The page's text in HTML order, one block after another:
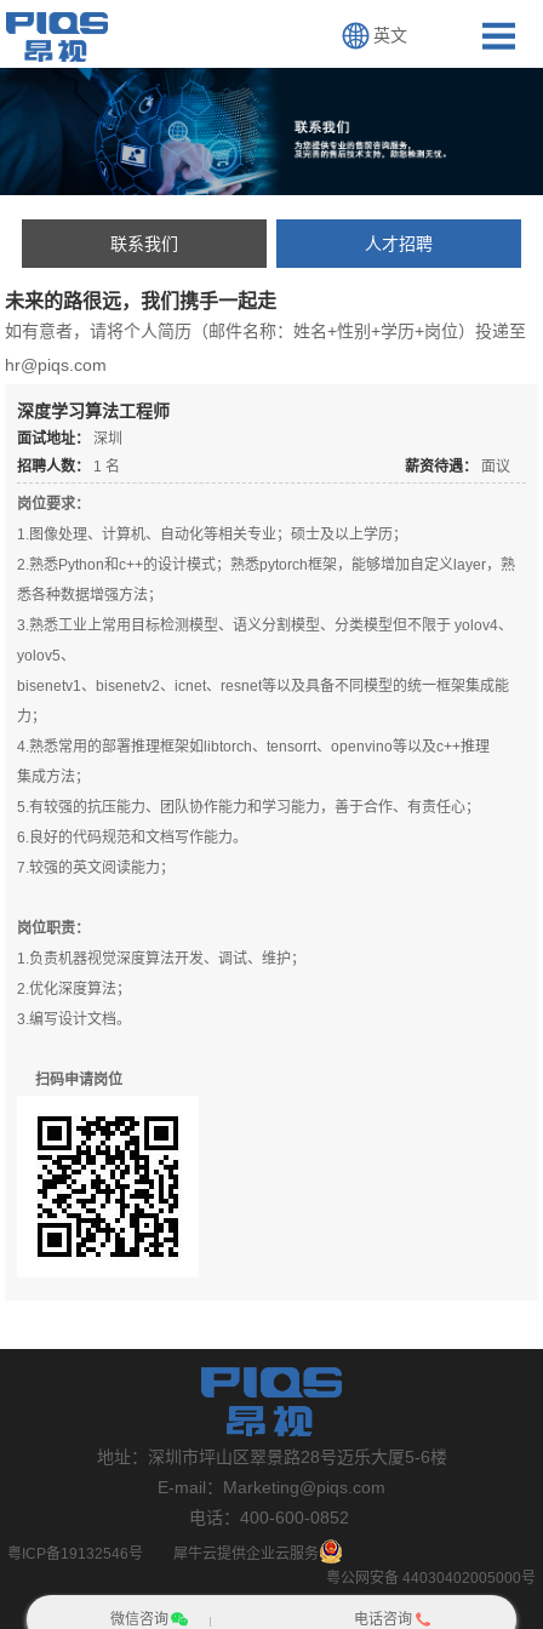
英文
联系我们 人才招聘
未来的路很远，我们携手一起走
如有意者，请将个人简历（邮件名称：姓名+性别+学历+岗位）投递至
hr@piqs.com
深度学习算法工程师
面试地址：
深圳
招聘人数：
1 名 薪资待遇： 面议
岗位要求：
1.图像处理、计算机、自动化等相关专业；硕士及以上学历；
2.熟悉Python和c++的设计模式；熟悉pytorch框架，能够增加自定义layer，熟
悉各种数据增强方法；
3.熟悉工业上常用目标检测模型、语义分割模型、分类模型但不限于 yolov4、
yolov5、
bisenetv1、bisenetv2、icnet、resnet等以及具备不同模型的统一框架集成能
力；
4.熟悉常用的部署推理框架如libtorch、tensorrt、openvino等以及c++推理
集成方法；
5.有较强的抗压能力、团队协作能力和学习能力，善于合作、有责任心；
6.良好的代码规范和文档写作能力。
7.较强的英文阅读能力；
岗位职责：
1.负责机器视觉深度算法开发、调试、维护；
2.优化深度算法；
3.编写设计文档。
扫码申请岗位
地址：深圳市坪山区翠景路28号迈乐大厦5-6楼
E-mail：Marketing@piqs.com
电话：400-600-0852
粤ICP备19132546号
犀牛云提供企业云服务
粤公网安备 44030402005000号
微信咨询 电话咨询